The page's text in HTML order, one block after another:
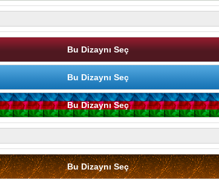
Bu Dizaynı Seç
Bu Dizaynı Seç
Bu Dizaynı Seç
Bu Dizaynı Seç